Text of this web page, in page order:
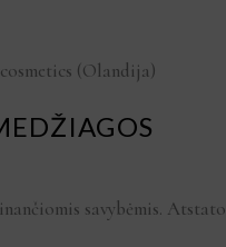
(Olandija)
savybėmis.